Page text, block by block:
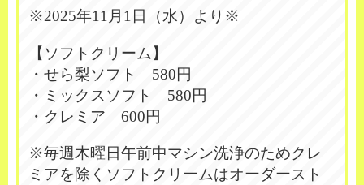
※2025年11月1日（水）より※
【ソフトクリーム】
・せら梨ソフト 580円
・ミックスソフト 580円
・クレミア 600円
※毎週木曜日午前中マシン洗浄のためクレ
ミアを除くソフトクリームはオーダースト